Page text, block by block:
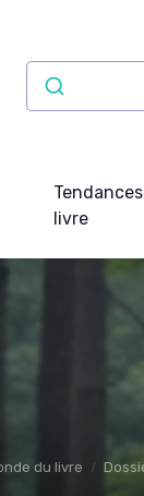
livre
du livre